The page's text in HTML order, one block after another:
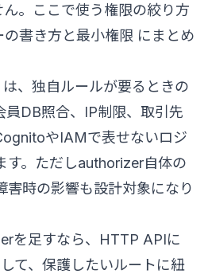
。ここで使う権限の絞り方
書き方と最小権限 にまとめ
は、独自ルールが要るときの
員DB照合、IP制限、取引先
やIAMで表せないロジ
す。ただしauthorizer自体の
害時の影響も設計対象になり
を足すなら、HTTP APIに
て、保護したいルートに紐